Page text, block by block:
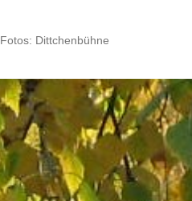
Fotos: Dittchenbühne